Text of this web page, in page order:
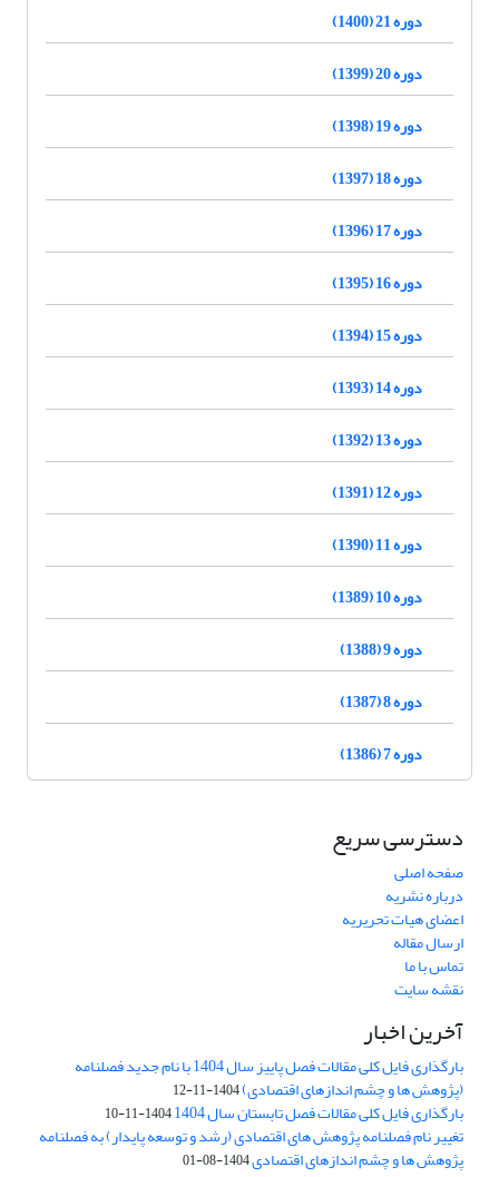
دوره 21 (1400)
دوره 20 (1399)
دوره 19 (1398)
دوره 18 (1397)
دوره 17 (1396)
دوره 16 (1395)
دوره 15 (1394)
دوره 14 (1393)
دوره 13 (1392)
دوره 12 (1391)
دوره 11 (1390)
دوره 10 (1389)
دوره 9 (1388)
دوره 8 (1387)
دوره 7 (1386)
دسترسی سریع
صفحه اصلی
درباره نشریه
اعضای هیات تحریریه
ارسال مقاله
تماس با ما
نقشه سایت
آخرین اخبار
بارگذاری فایل کلی مقالات فصل پاییز سال 1404 با نام جدید فصلنامه
(پژوهش ها و چشم اندازهای اقتصادی)1404-11-12
بارگذاری فایل کلی مقالات فصل تابستان سال 1404 1404-11-10
تغییر نام فصلنامه پژوهش های اقتصادی (رشد و توسعه پایدار) به فصلنامه
پژوهش ها و چشم اندازهای اقتصادی1404-08-01